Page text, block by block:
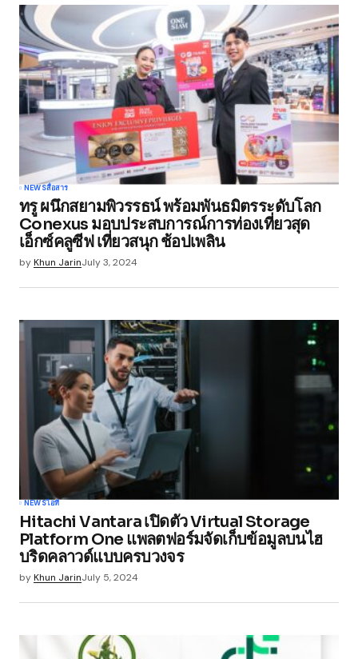
NEWSสื่อสาร
ทรู ผนึกสยามพิวรรธน์ พร้อมพันธมิตรระดับโลก
Conexus มอบประสบการณ์การท่องเที่ยวสุด
เอ็กซ์คลูซีฟ เที่ยวสนุก ช้อปเพลิน
byKhun JarinJuly 3, 2024
NEWSไอที
Hitachi Vantara เปิดตัว Virtual Storage
Platform One แพลตฟอร์มจัดเก็บข้อมูลบนไฮ
บริดคลาวด์แบบครบวงจร
byKhun JarinJuly 5, 2024